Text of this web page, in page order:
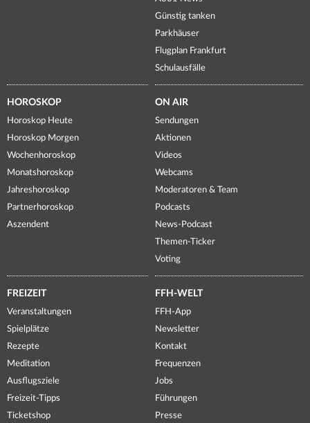
Günstig tanken
Parkhäuser
Flugplan Frankfurt
Schulausfälle
HOROSKOP
Horoskop Heute
Horoskop Morgen
Wochenhoroskop
Monatshoroskop
Jahreshoroskop
Partnerhoroskop
Aszendent
ON AIR
Sendungen
Aktionen
Videos
Webcams
Moderatoren & Team
Podcasts
News-Podcast
Themen-Ticker
Voting
FREIZEIT
Veranstaltungen
Spielplätze
Rezepte
Meditation
Ausflugsziele
Freizeit-Tipps
Ticketshop
FFH-WELT
FFH-App
Newsletter
Kontakt
Frequenzen
Jobs
Führungen
Presse